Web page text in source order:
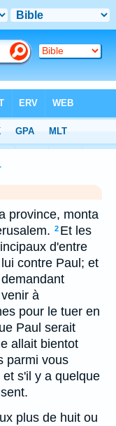
province, monta
2 Et les
d'entre
contre Paul; et
demandant
à
pour le tuer en
Paul serait
allait bientot
parmi vous
s'il y a quelque
plus de huit ou